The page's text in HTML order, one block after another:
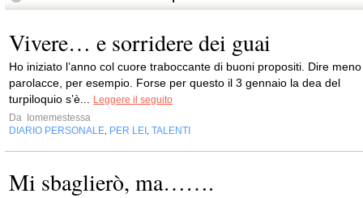
Vivere… e sorridere dei guai
Ho iniziato l’anno col cuore traboccante di buoni propositi. Dire meno
parolacce, per esempio. Forse per questo il 3 gennaio la dea del
turpiloquio s’è...
Leggere il seguito
Da
Iomemestessa
DIARIO PERSONALE PER LEI TALENTI
Mi sbaglierò, ma…….